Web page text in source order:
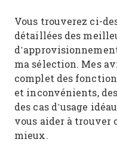
Vous trouverez ci-
détaillées des
ma sélection. Mes
complet des
et inconvénients,
des cas d’usage
vous aider à trouver
mieux.